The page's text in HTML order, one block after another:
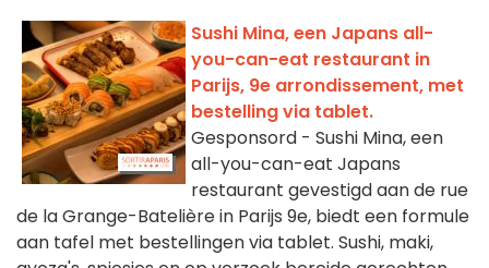
Sushi Mina, een Japans all-
you-can-eat restaurant in
Parijs, 9e arrondissement, met
bestelling via tablet.
Gesponsord - Sushi Mina, een
all-you-can-eat Japans
restaurant gevestigd aan de rue
de la Grange-Batelière in Parijs 9e, biedt een formule
aan tafel met bestellingen via tablet. Sushi, maki,